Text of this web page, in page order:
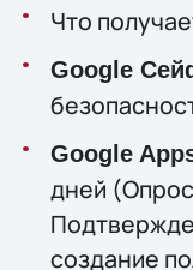
Что
Google
Google
дней
создание